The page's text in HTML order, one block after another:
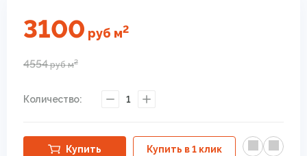
3100 руб м2
4554рубм2
Количество: 1
Купить Купить в 1 клик